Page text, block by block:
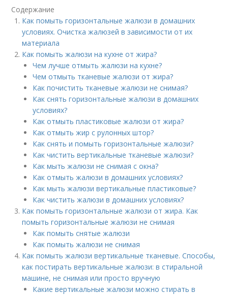
Содержание
Как помыть горизонтальные жалюзи в домашних
условиях. Очистка жалюзей в зависимости от их
материала
Как помыть жалюзи на кухне от жира?
Чем лучше отмыть жалюзи на кухне?
Чем отмыть тканевые жалюзи от жира?
Как почистить тканевые жалюзи не снимая?
Как снять горизонтальные жалюзи в домашних
условиях?
Как отмыть пластиковые жалюзи от жира?
Как отмыть жир с рулонных штор?
Как снять и помыть горизонтальные жалюзи?
Как чистить вертикальные тканевые жалюзи?
Как мыть жалюзи не снимая с окна?
Как отмыть жалюзи в домашних условиях?
Как мыть жалюзи вертикальные пластиковые?
Как чистить жалюзи в домашних условиях?
Как помыть горизонтальные жалюзи от жира. Как
помыть горизонтальные жалюзи не снимая
Как помыть снятые жалюзи
Как помыть жалюзи не снимая
Как помыть жалюзи вертикальные тканевые. Способы,
как постирать вертикальные жалюзи: в стиральной
машине, не снимая или просто вручную
Какие вертикальные жалюзи можно стирать в